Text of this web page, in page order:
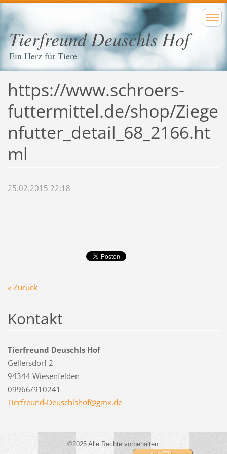
Tierfreund Deuschls Hof
Ein Herz für Tiere
https://www.schroers-
futtermittel.de/shop/Ziege
nfutter_detail_68_2166.ht
ml
25.02.2015 22:18
« Zurück
Kontakt
Tierfreund Deuschls Hof
Gellersdorf 2
94344 Wiesenfelden
09966/910241
Tierfreund-Deuschlshof@gmx.de
©2025 Alle Rechte vorbehalten.